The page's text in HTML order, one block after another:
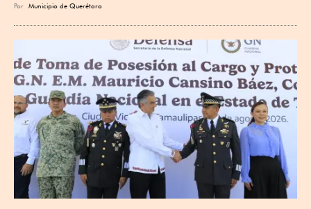
Por Municipio de Querétaro